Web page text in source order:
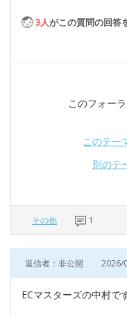
3人がこの質問の回答
このフォー
このテー
別のテ
その他 1
返信者：非公開 2026/
ECマスターズの中村で